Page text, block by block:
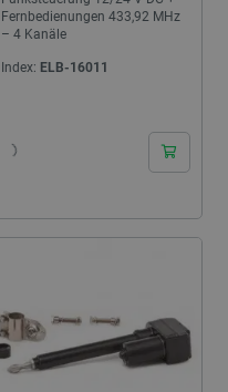
Fernbedienungen 433,92 MHz
– 4 Kanäle
Index: ELB-16011